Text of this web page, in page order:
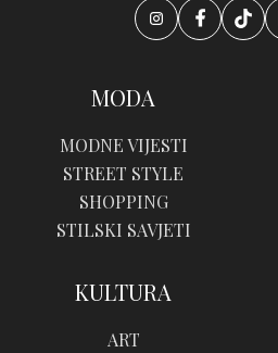
MODA
MODNE VIJESTI
STREET STYLE
SHOPPING
STILSKI SAVJETI
KULTURA
ART